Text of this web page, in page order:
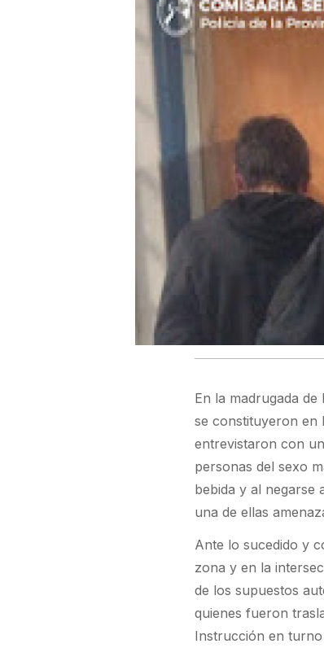
En la madrugada de
se constituyeron en
entrevistaron con
personas del sexo
bebida y al negarse
una de ellas
Ante lo sucedido y
zona y en la
de los supuestos
quienes fueron
Instrucción en